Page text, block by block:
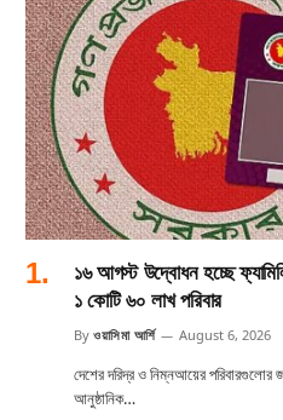
১৬ আগস্ট উদ্বোধন হচ্ছে
১ কোটি ৬০ লাখ পরিবার
By ওয়াসিমা আর্শি August 6, 2026
দেশের দরিদ্র ও নিম্নআয়ের পরিবারগুলোর
আনুষ্ঠানিক…